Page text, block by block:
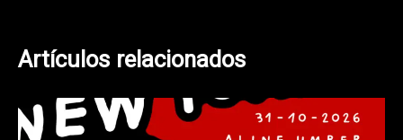
Artículos relacionados